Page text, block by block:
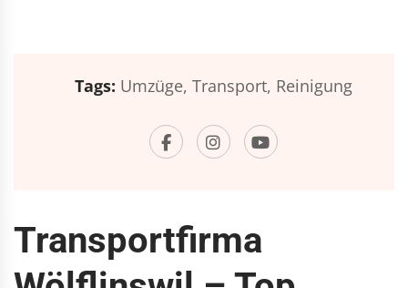
Tags: Umzüge, Transport, Reinigung
Transportfirma